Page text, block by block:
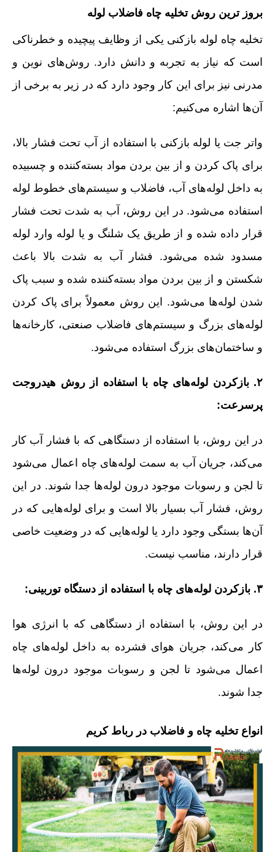
بروز ترین روش تخلیه چاه فاضلاب لوله
تخلیه چاه لوله بازکنی یکی از وظایف پیچیده و خطرناکی
است که نیاز به تجربه و دانش دارد. روش‌های نوین و
مدرنی نیز برای این کار وجود دارد که در زیر به برخی از
آن‌ها اشاره می‌کنیم:
واتر جت یا لوله بازکنی با استفاده از آب تحت فشار بالا،
برای پاک کردن و از بین بردن مواد بسته‌کننده و چسبیده
به داخل لوله‌های آب، فاضلاب و سیستم‌های خطوط لوله
استفاده می‌شود. در این روش، آب به شدت تحت فشار
قرار داده شده و از طریق یک شلنگ و یا لوله وارد لوله
مسدود شده می‌شود. فشار آب به شدت بالا باعث
شکستن و از بین بردن مواد بسته‌کننده شده و سبب پاک
شدن لوله‌ها می‌شود. این روش معمولاً برای پاک کردن
لوله‌های بزرگ و سیستم‌های فاضلاب صنعتی، کارخانه‌ها
و ساختمان‌های بزرگ استفاده می‌شود.
۲. بازکردن لوله‌های چاه با استفاده از روش هیدروجت
پرسرعت:
در این روش، با استفاده از دستگاهی که با فشار آب کار
می‌کند، جریان آب به سمت لوله‌های چاه اعمال می‌شود
تا لجن و رسوبات موجود درون لوله‌ها جدا شوند. در این
روش، فشار آب بسیار بالا است و برای لوله‌هایی که در
آن‌ها بستگی وجود دارد یا لوله‌هایی که در وضعیت خاصی
قرار دارند، مناسب نیست.
۳. بازکردن لوله‌های چاه با استفاده از دستگاه توربینی:
در این روش، با استفاده از دستگاهی که با انرژی هوا
کار می‌کند، جریان هوای فشرده به داخل لوله‌های چاه
اعمال می‌شود تا لجن و رسوبات موجود درون لوله‌ها
جدا شوند.
انواع تخلیه چاه و فاضلاب در رباط کریم